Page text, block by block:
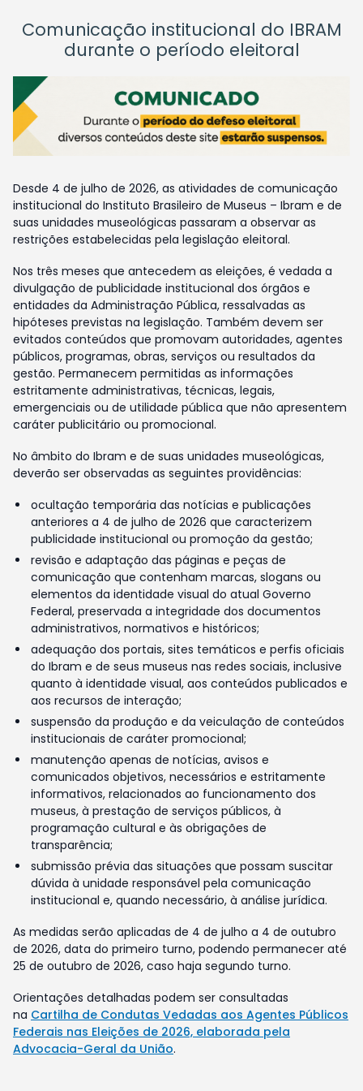
Comunicação institucional do IBRAM
durante o período eleitoral
Desde 4 de julho de 2026, as atividades de comunicação
institucional do Instituto Brasileiro de Museus – Ibram e de
suas unidades museológicas passaram a observar as
restrições estabelecidas pela legislação eleitoral.
Nos três meses que antecedem as eleições, é vedada a
divulgação de publicidade institucional dos órgãos e
entidades da Administração Pública, ressalvadas as
hipóteses previstas na legislação. Também devem ser
evitados conteúdos que promovam autoridades, agentes
públicos, programas, obras, serviços ou resultados da
gestão. Permanecem permitidas as informações
estritamente administrativas, técnicas, legais,
emergenciais ou de utilidade pública que não apresentem
caráter publicitário ou promocional.
No âmbito do Ibram e de suas unidades museológicas,
deverão ser observadas as seguintes providências:
ocultação temporária das notícias e publicações
anteriores a 4 de julho de 2026 que caracterizem
publicidade institucional ou promoção da gestão;
revisão e adaptação das páginas e peças de
comunicação que contenham marcas, slogans ou
elementos da identidade visual do atual Governo
Federal, preservada a integridade dos documentos
administrativos, normativos e históricos;
adequação dos portais, sites temáticos e perfis oficiais
do Ibram e de seus museus nas redes sociais, inclusive
quanto à identidade visual, aos conteúdos publicados e
aos recursos de interação;
suspensão da produção e da veiculação de conteúdos
institucionais de caráter promocional;
manutenção apenas de notícias, avisos e
comunicados objetivos, necessários e estritamente
informativos, relacionados ao funcionamento dos
museus, à prestação de serviços públicos, à
programação cultural e às obrigações de
transparência;
submissão prévia das situações que possam suscitar
dúvida à unidade responsável pela comunicação
institucional e, quando necessário, à análise jurídica.
As medidas serão aplicadas de 4 de julho a 4 de outubro
de 2026, data do primeiro turno, podendo permanecer até
25 de outubro de 2026, caso haja segundo turno.
Orientações detalhadas podem ser consultadas
na Cartilha de Condutas Vedadas aos Agentes Públicos
Federais nas Eleições de 2026, elaborada pela
Advocacia-Geral da União.